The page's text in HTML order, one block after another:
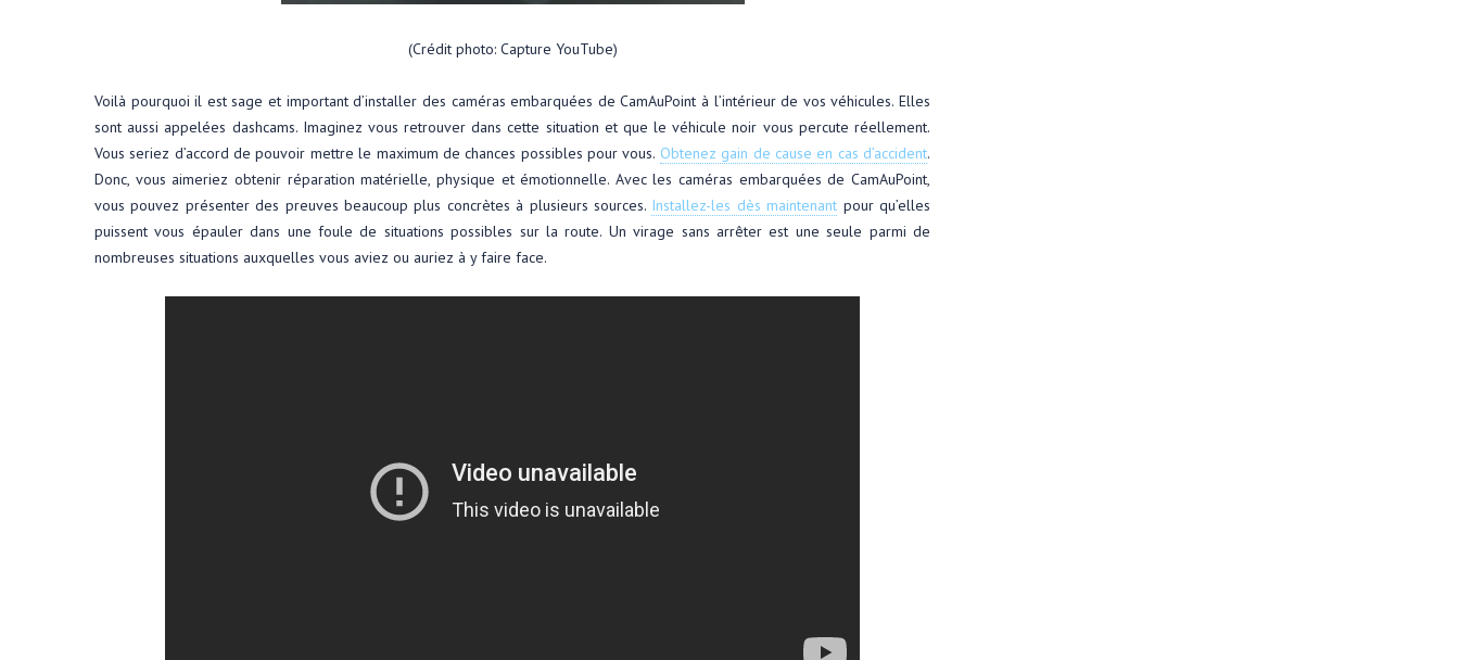
(Crédit photo: Capture YouTube)
Voilà pourquoi il est sage et important d’installer des caméras embarquées de CamAuPoint à l’intérieur de vos véhicules. Elles
sont aussi appelées dashcams. Imaginez vous retrouver dans cette situation et que le véhicule noir vous percute réellement.
Vous seriez d’accord de pouvoir mettre le maximum de chances possibles pour vous. Obtenez gain de cause en cas d’accident.
Donc, vous aimeriez obtenir réparation matérielle, physique et émotionnelle. Avec les caméras embarquées de CamAuPoint,
vous pouvez présenter des preuves beaucoup plus concrètes à plusieurs sources. Installez-les dès maintenant pour qu’elles
puissent vous épauler dans une foule de situations possibles sur la route. Un virage sans arrêter est une seule parmi de
nombreuses situations auxquelles vous aviez ou auriez à y faire face.